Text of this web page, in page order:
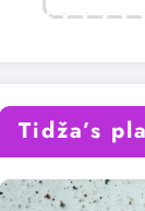
Tidža’s